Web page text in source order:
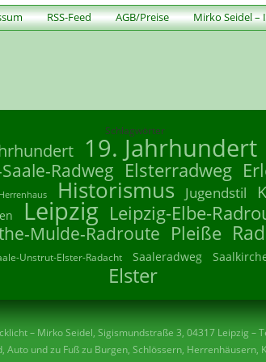
RSS-Feed AGB/Preise Mirko Seidel –
Schlagwörter
19. Jahrhundert
Radweg Elsterradweg
Herrenhaus Historismus Jugendstil
Leipzig Leipzig-Elbe-
Mulde-Radroute Pleiße
Unstrut-Elster-Radacht Saaleradweg
Elster
– Mirko Seidel, Sigismundstraße 3, 04317 Leipzig –
Auto und zu Fuß zu Burgen, Schlössern,